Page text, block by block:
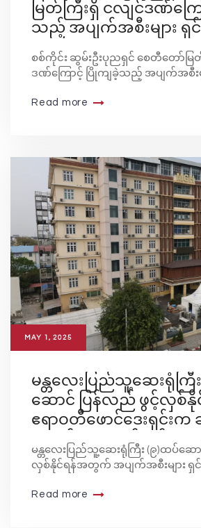
မြတ်ကြီးရှိ ငလျင်ဒဏ်ကြ
သည့် အပျက်အစီးများ ရှင်
စစ်ကိုင်း ဆွမ်းဦးပုညရှင် စေတီတော်မြ
ဒဏ်ကြောင့် ပြိုကျခဲ့သည့် အပျက်အစီးမျ
Read more
MAY 1, 2025
မန္တလေးပြည်သူ့ဆေးရုံကြီ
ဆောင် ပြန်လည် ဖွင့်လှစ်
ဧရာဝတီဖောင်ဒေးရှင်
တာဝန်ယူ ဆောင်ရွက်ပေး
မန္တလေးပြည်သူ့ဆေးရုံကြီး (၉)ထပ်ဆေ
လှစ်နိုင်ရန်အတွက် အပျက်အစီးများ ရှင်း
Read more